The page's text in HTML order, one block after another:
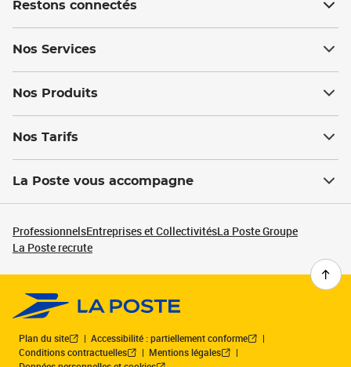
Restons connectés
Nos Services
Nos Produits
Nos Tarifs
La Poste vous accompagne
ProfessionnelsEntreprises et CollectivitésLa Poste Groupe
La Poste recrute
Plan du site
Accessibilité : partiellement conforme
Conditions contractuelles
Mentions légales